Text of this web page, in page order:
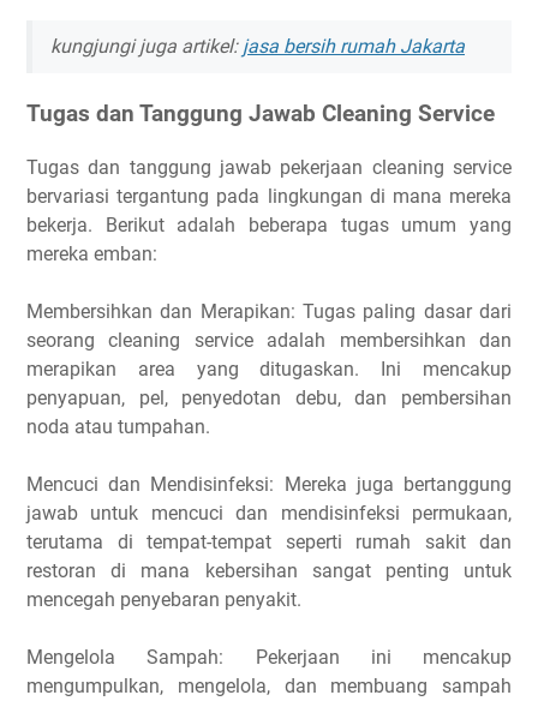
kungjungi juga artikel: jasa bersih rumah Jakarta
Tugas dan Tanggung Jawab Cleaning Service
Tugas dan tanggung jawab pekerjaan cleaning service
bervariasi tergantung pada lingkungan di mana mereka
bekerja. Berikut adalah beberapa tugas umum yang
mereka emban:
Membersihkan dan Merapikan: Tugas paling dasar dari
seorang cleaning service adalah membersihkan dan
merapikan area yang ditugaskan. Ini mencakup
penyapuan, pel, penyedotan debu, dan pembersihan
noda atau tumpahan.
Mencuci dan Mendisinfeksi: Mereka juga bertanggung
jawab untuk mencuci dan mendisinfeksi permukaan,
terutama di tempat-tempat seperti rumah sakit dan
restoran di mana kebersihan sangat penting untuk
mencegah penyebaran penyakit.
Mengelola Sampah: Pekerjaan ini mencakup
mengumpulkan, mengelola, dan membuang sampah